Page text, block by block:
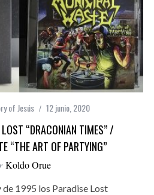
of Jesús 12 junio, 2020
“DRACONIAN TIMES” /
“THE ART OF PARTYING”
Koldo Orue
de 1995 los Paradise Lost